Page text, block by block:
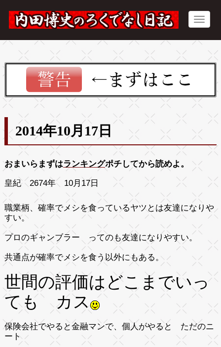
2014年10月17日
おまいらまずはランキングポチしてから読めよ。
皇紀 2674年 10月17日
職業柄、確率でメシを食っているヤツとは友達になりや
すい。
プロのギャンブラー ってのも友達になりやすい。
共通点が確率でメシを食う以外にもある。
世間の評価はどこまでいっ
ても カス
保険会社でやると金融マンで、個人がやると ただのニ
ート